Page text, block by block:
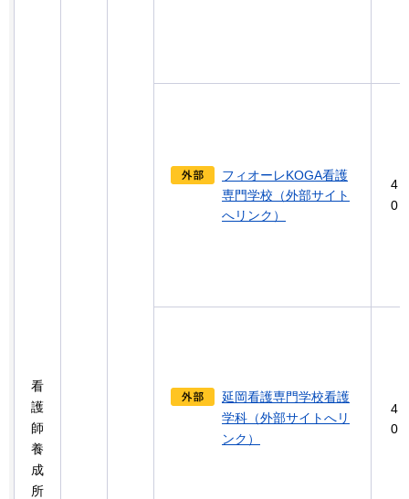
看
護
師
養
成
所
フィオーレKOGA看護
専門学校（外部サイト
へリンク）
4
0
延岡看護専門学校看護
学科（外部サイトへリ
ンク）
4
0